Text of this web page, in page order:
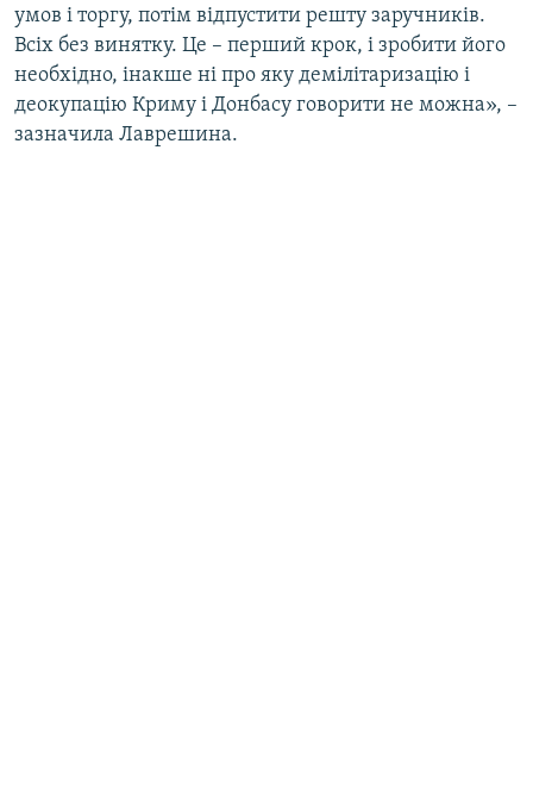
умов і торгу, потім відпустити решту заручників.
Всіх без винятку. Це – перший крок, і зробити його
необхідно, інакше ні про яку демілітаризацію і
деокупацію Криму і Донбасу говорити не можна», –
зазначила Лаврешина.